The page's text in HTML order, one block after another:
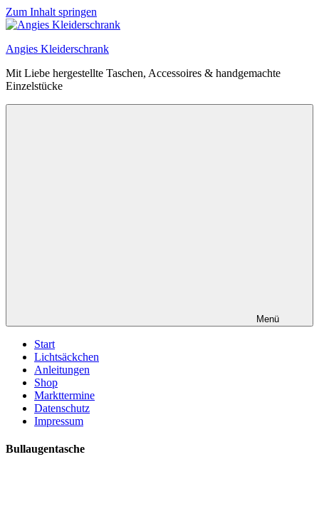
Zum Inhalt springen
Angies Kleiderschrank
Mit Liebe hergestellte Taschen, Accessoires & handgemachte
Einzelstücke
Menü
Start
Lichtsäckchen
Anleitungen
Shop
Markttermine
Datenschutz
Impressum
Bullaugentasche